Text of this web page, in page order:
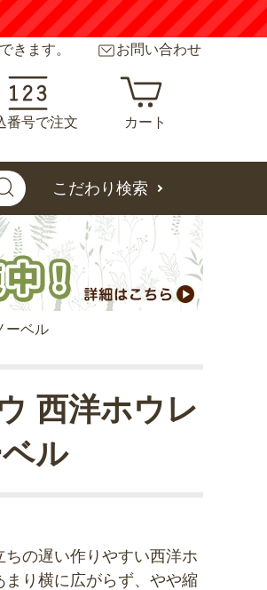
きます。 お問い合わせ
番号で注文 カート
こだわり検索
ーベル
西洋ホウレ
ル
の遅い作りやすい西洋ホ
り横に広がらず、やや縮